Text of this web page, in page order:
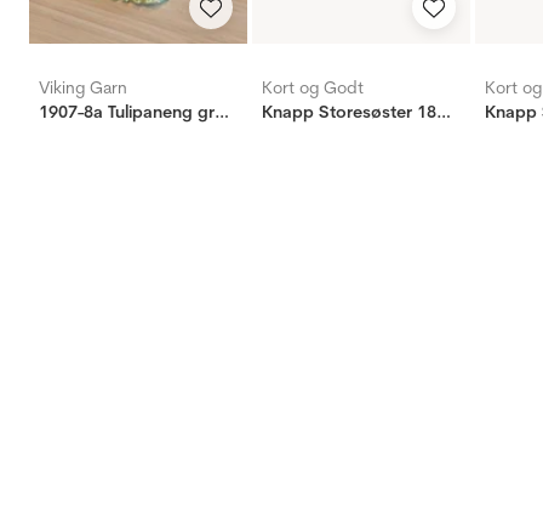
Viking Garn
1907-8a Tulipaneng grytekluter
Kort og Godt
Knapp Storesøster 18mm
Kort
Knapp